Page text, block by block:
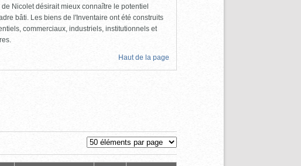
Nicolet désirait mieux connaître le potentiel
bâti. Les biens de l'Inventaire ont été construits
commerciaux, industriels, institutionnels et
Haut de la page